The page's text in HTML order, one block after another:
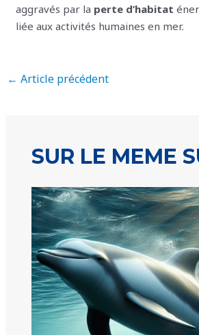
aggravés par la perte d’habitat
liée aux activités humaines en mer.
← Article précédent
SUR LE MEME